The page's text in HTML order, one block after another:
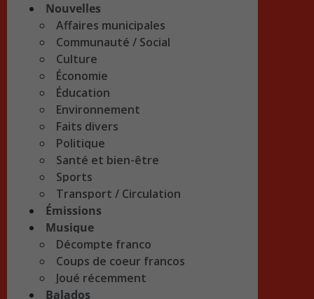
Nouvelles
Affaires municipales
Communauté / Social
Culture
Économie
Éducation
Environnement
Faits divers
Politique
Santé et bien-être
Sports
Transport / Circulation
Émissions
Musique
Décompte franco
Coups de coeur francos
Joué récemment
Balados